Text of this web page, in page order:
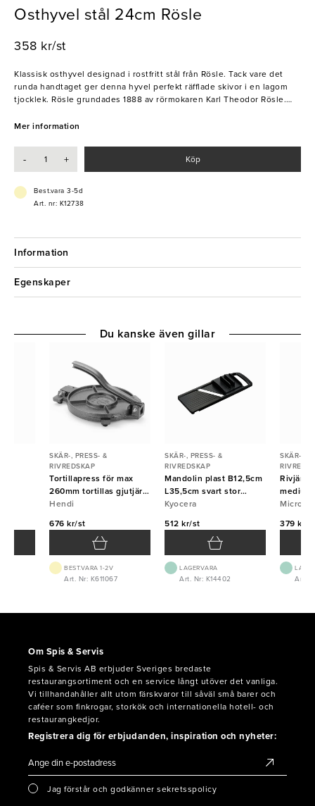
Osthyvel stål 24cm Rösle
358 kr/st
Klassisk osthyvel designad i rostfritt stål från Rösle. Tack vare det
runda handtaget ger denna hyvel perfekt räfflade skivor i en lagom
tjocklek. Rösle grundades 1888 av rörmokaren Karl Theodor Rösle.
kopplade till byggbranschen men Rösle insåg redan 1903 att det
Mer information
- + Köp
Best.vara 3-5d
Art. nr: K12738
Information
Egenskaper
SKÄR-, PRESS- &
RIVREDSKAP
Tortillapress för max
260mm tortillas gjutjärn
Hendi
Hendi
676 kr/st
BEST.VARA 1-2V
Art. Nr: K611067
SKÄR-, PRESS- &
RIVREDSKAP
Mandolin plast B12,5cm
L35,5cm svart stor
Kyocera
Kyocera
512 kr/st
LAGERVARA
Art. Nr: K14402
SKÄR-,
Rivjärn
medium
379 kr/
Art.
Du kanske även gillar
Om Spis & Servis
Spis & Servis AB erbjuder Sveriges bredaste
restaurangsortiment och en service långt utöver det vanliga.
Vi tillhandahåller allt utom färskvaror till såväl små barer och
caféer som finkrogar, storkök och internationella hotell- och
restaurangkedjor.
Registrera dig för erbjudanden, inspiration och nyheter:
Jag förstår och godkänner sekretsspolicy